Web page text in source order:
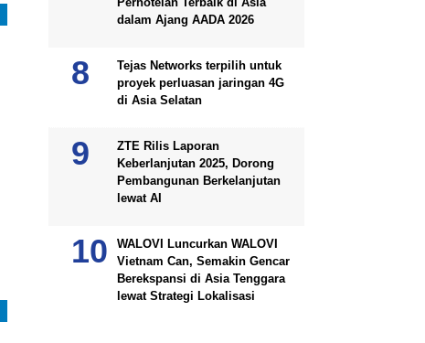
dalam Ajang AADA 2026
Tejas Networks terpilih untuk
proyek perluasan jaringan 4G
di Asia Selatan
ZTE Rilis Laporan
Keberlanjutan 2025, Dorong
Pembangunan Berkelanjutan
lewat AI
WALOVI Luncurkan WALOVI
Vietnam Can, Semakin Gencar
Berekspansi di Asia Tenggara
lewat Strategi Lokalisasi